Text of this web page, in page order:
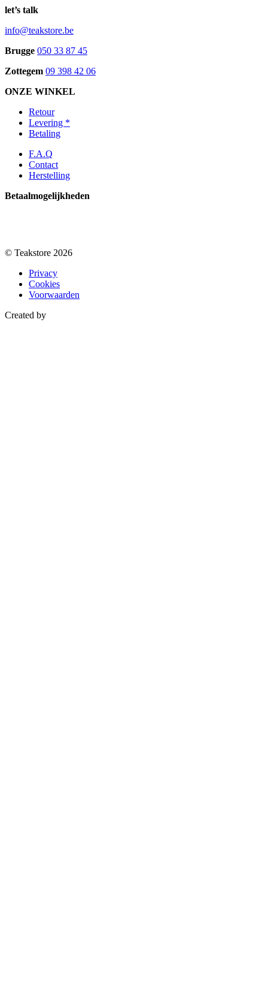
let’s talk
info@teakstore.be
Brugge 050 33 87 45
Zottegem 09 398 42 06
ONZE WINKEL
Retour
Levering *
Betaling
F.A.Q
Contact
Herstelling
Betaalmogelijkheden
© Teakstore 2026
Privacy
Cookies
Voorwaarden
Created by